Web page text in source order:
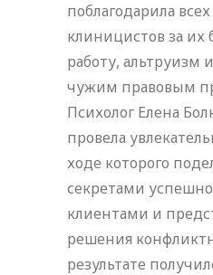
поблагодарила
клиницистов за их
работу, альтруизм
чужим правовым
Психолог Елена
провела
ходе которого
секретами
клиентами и
решения
результате